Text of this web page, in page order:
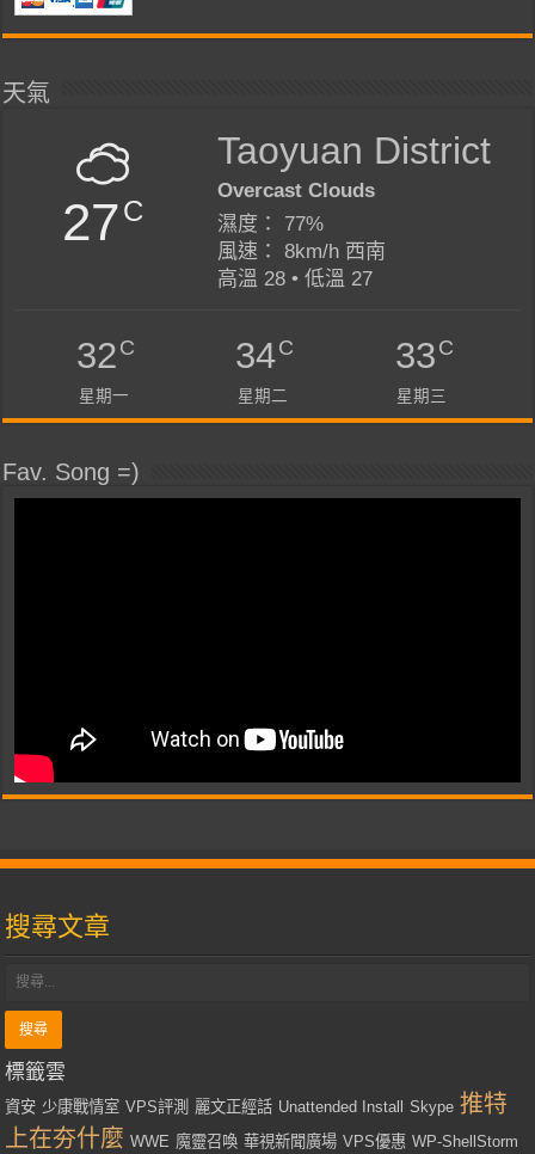
天氣
27C
Taoyuan District
Overcast Clouds
濕度： 77%
風速： 8km/h 西南
高溫 28 • 低溫 27
32C
星期一
34C
星期二
33C
星期三
Fav. Song =)
搜尋文章
標籤雲
資安 少康戰情室 VPS評測 麗文正經話 Unattended Install Skype 推特
上在夯什麼 WWE 魔靈召喚 華視新聞廣場 VPS優惠 WP-ShellStorm